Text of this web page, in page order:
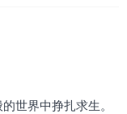
世界中挣扎求生。